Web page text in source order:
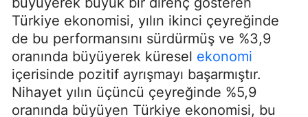
Türkiye ekonomisi, yılın ikinci çeyreğinde
de bu performansını sürdürmüş ve %3,9
oranında büyüyerek küresel ekonomi
içerisinde pozitif ayrışmayı başarmıştır.
Nihayet yılın üçüncü çeyreğinde %5,9
oranında büyüyen Türkiye ekonomisi, bu